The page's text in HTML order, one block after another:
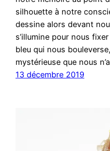
silhouette à notre
dessine alors devant
s’illumine pour nous
bleu qui nous
mystérieuse que nous
13 décembre 2019